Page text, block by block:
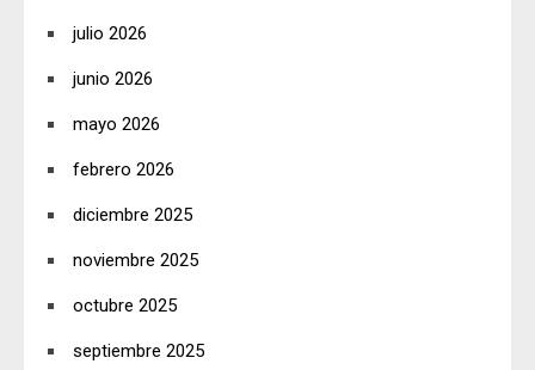
julio 2026
junio 2026
mayo 2026
febrero 2026
diciembre 2025
noviembre 2025
octubre 2025
septiembre 2025